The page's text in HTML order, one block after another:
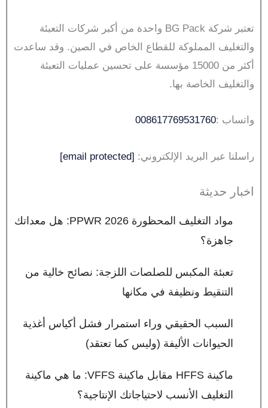
تعتبر شركة BG Pack واحدة من أكبر شركات التعبئة
والتغليف المملوكة للقطاع الخاص في الصين. وقد ساعدت
أكثر من 15000 مؤسسة على تحسين عمليات التعبئة
والتغليف الخاصة بها.
واتساب :008617769531760
راسلنا عبر البريد الإلكتروني: [email protected]
اخبار حديثة
مواد التغليف المحظورة PPWR 2026: هل معداتك
جاهزة؟
تعبئة المكبس للصلصات اللزجة: نصائح خالية من
التنقيط ونظيفة في مكانها
السبب الحقيقي وراء استمرار فشل أكياس أغذية
الحيوانات الأليفة (وليس كما تعتقد)
ماكينة HFFS مقابل ماكينة VFFS: ما هي ماكينة
التغليف الأنسب لاحتياجاتك الإنتاجية؟